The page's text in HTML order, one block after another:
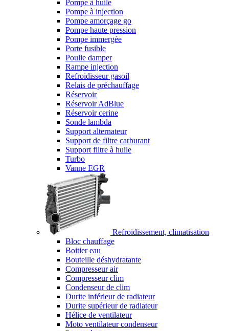
Pompe à huile
Pompe à injection
Pompe amorçage go
Pompe haute pression
Pompe immergée
Porte fusible
Poulie damper
Rampe injection
Refroidisseur gasoil
Relais de préchauffage
Réservoir
Réservoir AdBlue
Réservoir cerine
Sonde lambda
Support alternateur
Support de filtre carburant
Support filtre à huile
Turbo
Vanne EGR
Refroidissement, climatisation
Bloc chauffage
Boitier eau
Bouteille déshydratante
Compresseur air
Compresseur clim
Condenseur de clim
Durite inférieur de radiateur
Durite supérieur de radiateur
Hélice de ventilateur
Moto ventilateur condenseur